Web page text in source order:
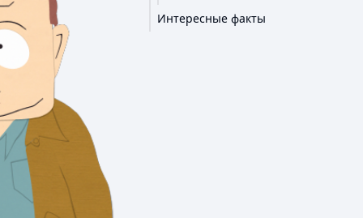
Интересные факты